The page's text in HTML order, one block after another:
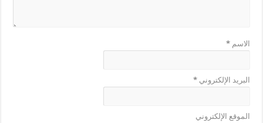
الاسم*
البريد الإلكتروني*
الموقع الإلكتروني